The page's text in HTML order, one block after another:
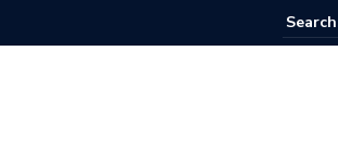
ពិធីបុណ្យ Tanabata ប្រចាំឆ្នាំ ២០២៥ ត្រូវបានធ្វើ